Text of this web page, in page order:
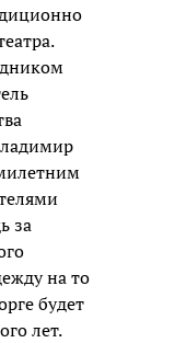
за
на то
будет
лет.